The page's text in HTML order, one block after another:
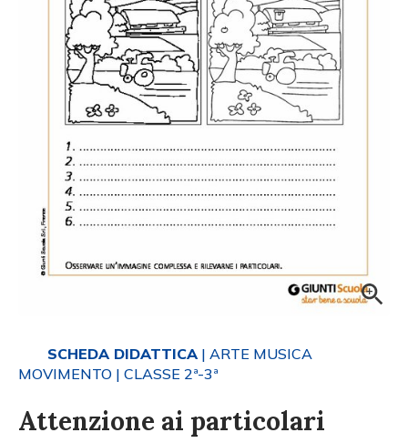
SCHEDA DIDATTICA | ARTE MUSICA
MOVIMENTO | CLASSE 2ª-3ª
Attenzione ai particolari